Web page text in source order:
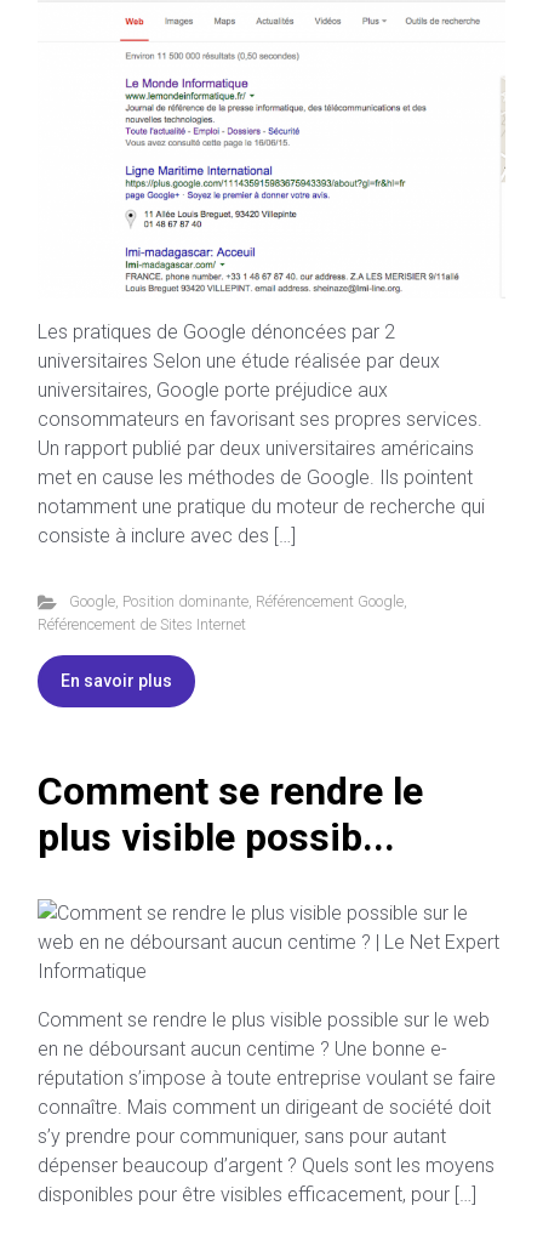
Les pratiques de Google dénoncées par 2
universitaires Selon une étude réalisée par deux
universitaires, Google porte préjudice aux
consommateurs en favorisant ses propres services.
Un rapport publié par deux universitaires américains
met en cause les méthodes de Google. Ils pointent
notamment une pratique du moteur de recherche qui
consiste à inclure avec des […]
Google, Position dominante, Référencement Google,
Référencement de Sites Internet
En savoir plus
Comment se rendre le
plus visible possib...
Comment se rendre le plus visible possible sur le web
en ne déboursant aucun centime ? Une bonne e-
réputation s’impose à toute entreprise voulant se faire
connaître. Mais comment un dirigeant de société doit
s’y prendre pour communiquer, sans pour autant
dépenser beaucoup d’argent ? Quels sont les moyens
disponibles pour être visibles efficacement, pour […]